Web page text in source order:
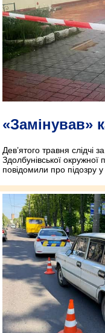
«Замінував»
Дев’ятого травня слідчі
Здолбунівської
повідомили про підозру у